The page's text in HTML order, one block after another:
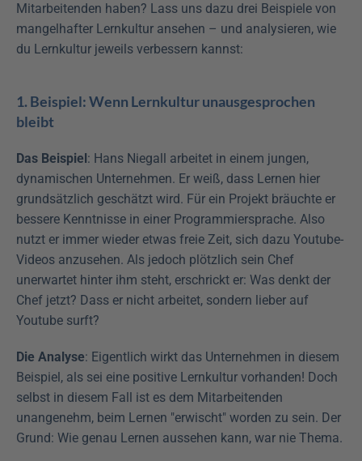
Mitarbeitenden haben? Lass uns dazu drei Beispiele von
mangelhafter Lernkultur ansehen – und analysieren, wie
du Lernkultur jeweils verbessern kannst:
1. Beispiel: Wenn Lernkultur unausgesprochen
bleibt
Das Beispiel : Hans Niegall arbeitet in einem jungen,
dynamischen Unternehmen. Er weiß, dass Lernen hier
grundsätzlich geschätzt wird. Für ein Projekt bräuchte er
bessere Kenntnisse in einer Programmiersprache. Also
nutzt er immer wieder etwas freie Zeit, sich dazu Youtube-
Videos anzusehen. Als jedoch plötzlich sein Chef
unerwartet hinter ihm steht, erschrickt er: Was denkt der
Chef jetzt? Dass er nicht arbeitet, sondern lieber auf
Youtube surft?
Die Analyse: Eigentlich wirkt das Unternehmen in diesem
Beispiel, als sei eine positive Lernkultur vorhanden! Doch
selbst in diesem Fall ist es dem Mitarbeitenden
unangenehm, beim Lernen "erwischt" worden zu sein. Der
Grund: Wie genau Lernen aussehen kann, war nie Thema.